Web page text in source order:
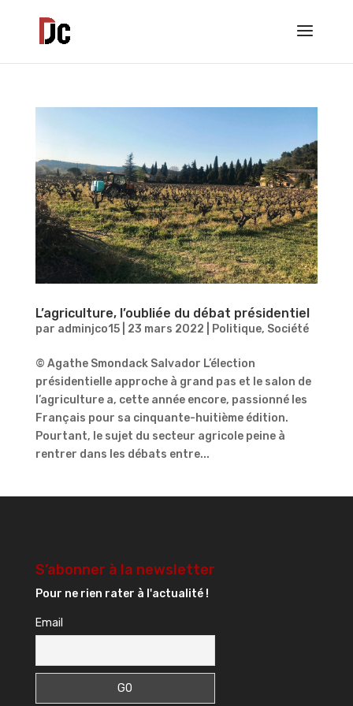
L’agriculture, l’oubliée du débat présidentiel
par adminjco15| 23 mars 2022 Politique, Société
© Agathe Smondack Salvador L’élection
présidentielle approche à grand pas et le salon de
l’agriculture a, cette année encore, passionné les
Français pour sa cinquante-huitième édition.
Pourtant, le sujet du secteur agricole peine à
rentrer dans les débats entre...
S’abonner à la newsletter
Pour ne rien rater à l'actualité !
Email